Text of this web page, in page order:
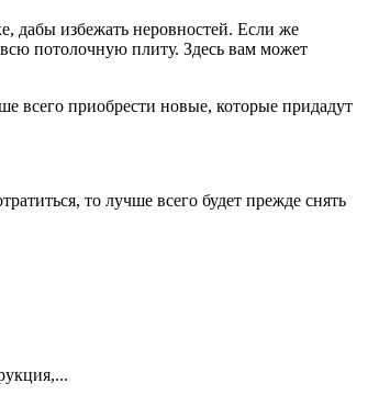
дабы избежать неровностей. Если же
потолочную плиту. Здесь вам может
всего приобрести новые, которые придадут
то лучше всего будет прежде снять